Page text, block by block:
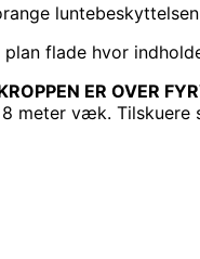
flade hvor
ER OVER
meter væk.